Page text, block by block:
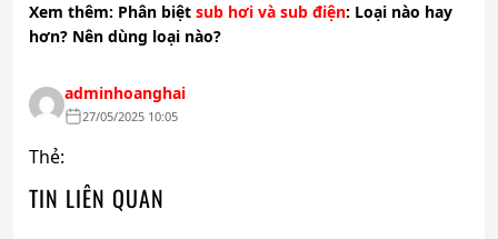
Xem thêm: Phân biệt sub hơi và sub điện: Loại nào hay
hơn? Nên dùng loại nào?
adminhoanghai
27/05/2025 10:05
Thẻ:
TIN LIÊN QUAN